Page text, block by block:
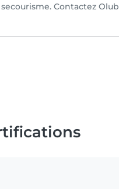
Contactez